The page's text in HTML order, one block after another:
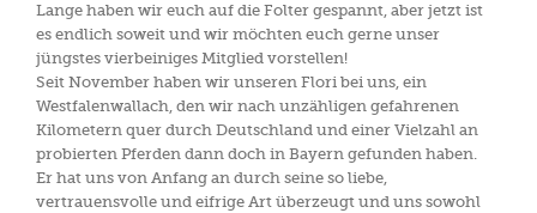
Lange haben wir euch auf die Folter gespannt, aber jetzt ist
es endlich soweit und wir möchten euch gerne unser
jüngstes vierbeiniges Mitglied vorstellen!
Seit November haben wir unseren Flori bei uns, ein
Westfalenwallach, den wir nach unzähligen gefahrenen
Kilometern quer durch Deutschland und einer Vielzahl an
probierten Pferden dann doch in Bayern gefunden haben.
Er hat uns von Anfang an durch seine so liebe,
vertrauensvolle und eifrige Art überzeugt und uns sowohl